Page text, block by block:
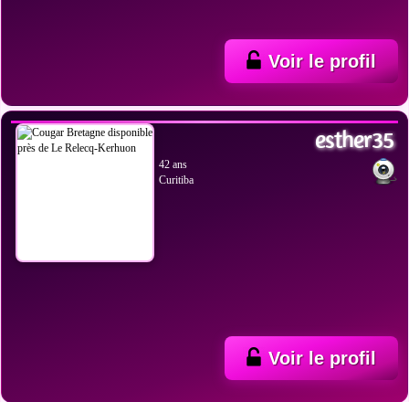
Voir le profil
esther35
42 ans
Curitiba
Voir le profil